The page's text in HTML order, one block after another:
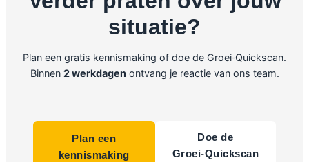
situatie?
Plan een gratis kennismaking of doe de Groei‑Quickscan.
Binnen 2 werkdagen ontvang je reactie van ons team.
Plan een
kennismaking
Doe de
Groei‑Quickscan